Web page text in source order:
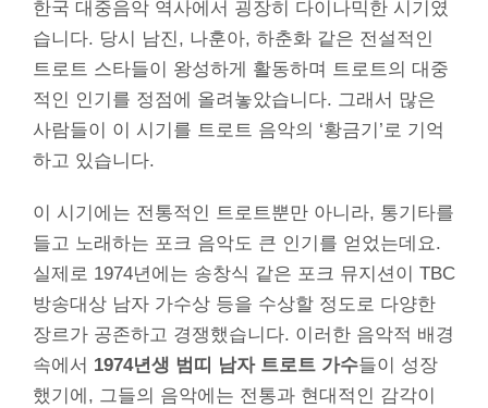
한국 대중음악 역사에서 굉장히 다이나믹한 시기였
습니다. 당시 남진, 나훈아, 하춘화 같은 전설적인
트로트 스타들이 왕성하게 활동하며 트로트의 대중
적인 인기를 정점에 올려놓았습니다. 그래서 많은
사람들이 이 시기를 트로트 음악의 ‘황금기’로 기억
하고 있습니다.
이 시기에는 전통적인 트로트뿐만 아니라, 통기타를
들고 노래하는 포크 음악도 큰 인기를 얻었는데요.
실제로 1974년에는 송창식 같은 포크 뮤지션이 TBC
방송대상 남자 가수상 등을 수상할 정도로 다양한
장르가 공존하고 경쟁했습니다. 이러한 음악적 배경
속에서 1974년생 범띠 남자 트로트 가수들이 성장
했기에, 그들의 음악에는 전통과 현대적인 감각이